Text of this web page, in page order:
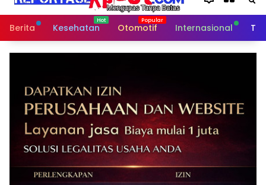
Berita Kesehatan Otomotif Internasional